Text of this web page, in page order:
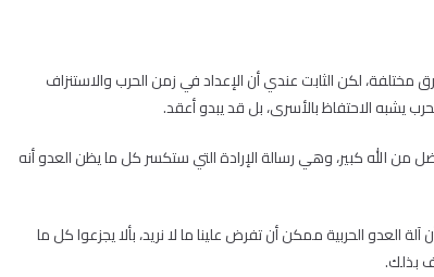
لكن الثابت عندي أن الإعداد في زمن الحرب والاستنزاف
يشبه الاحتفاظ بالأسرى، بل قد يبدو أعقد.
الله كبير، وهي رسالة الإرادة التي ستكسر كل ما يظن العدو أنه
العدو الحربية ممكن أن تفرض علينا ما لا نريد، بألا يجزعوا كل ما
بذلك.